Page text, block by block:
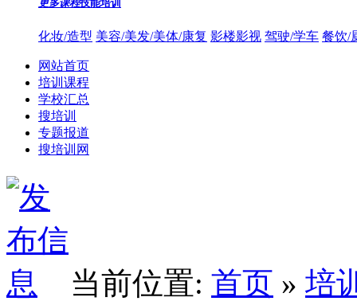
更多课程技能培训
化妆/造型 美容/美发/美体/康复 影楼影视 驾驶/学车 餐饮/
网站首页
培训课程
学校汇总
搜培训
专题报道
搜培训网
当前位置: 首页 » 培